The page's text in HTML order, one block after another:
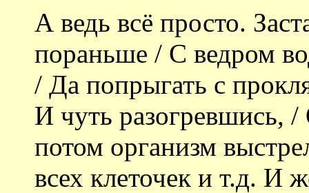
А ведь всё просто.
пораньше / С ведром
/ Да попрыгать с
И чуть разогревшись,
потом организм
всех клеточек и т.д. И